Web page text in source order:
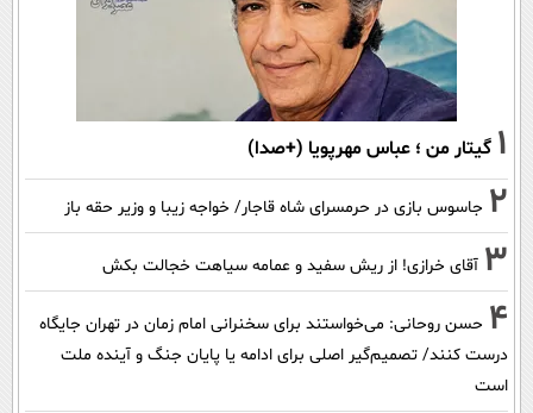
1 گیتار من ؛ عباس مهرپویا (+صدا)
2 جاسوس بازی در حرمسرای شاه قاجار/ خواجه زیبا و وزیر حقه باز
3 آقای خرازی! از ریش سفید و عمامه سیاهت خجالت بکش
4 حسن روحانی: می‌خواستند برای سخنرانی امام زمان در تهران جایگاه
درست کنند/ تصمیم‌گیر اصلی برای ادامه یا پایان جنگ و آینده ملت
است